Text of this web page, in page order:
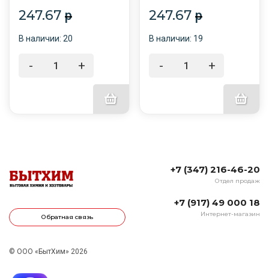
247.67 p
В наличии: 20
- +
247.67p
В наличии: 19
- +
Обратная связь
+7 (347) 216-46-20
Отдел продаж
+7 (917) 49 000 18
Интернет-магазин
© ООО «БытХим» 2026